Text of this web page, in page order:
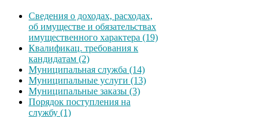
Сведения о доходах, расходах,
об имуществе и обязательствах
имущественного характера (19)
Квалификац. требования к
кандидатам (2)
Муниципальная служба (14)
Муниципальные услуги (13)
Муниципальные заказы (3)
Порядок поступления на
службу (1)